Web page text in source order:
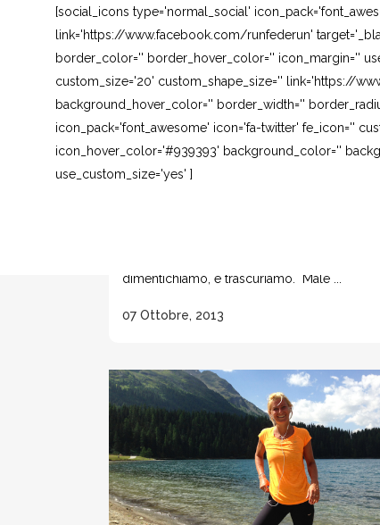
[social_icons type='normal_social'
link='https://www.facebook.com/runfederun'
border_color='' border_hover_color='' icon_margin=''
custom_size='20' custom_shape_size='' link='https://
background_hover_color='' border_width=''
icon_pack='font_awesome' icon='fa-twitter' fe_icon=''
icon_hover_color='#939393' background_color=''
use_custom_size='yes' ]
dimentichiamo, e trascuriamo. Male ...
07 Ottobre, 2013